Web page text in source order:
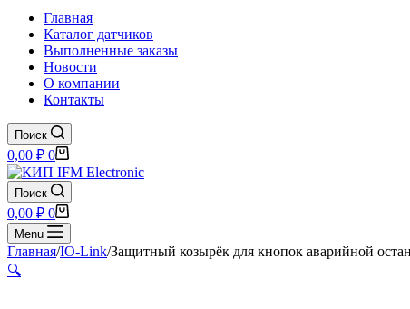
Главная
Каталог датчиков
Выполненные заказы
Новости
О компании
Контакты
Поиск
Корзина
0,00 ₽ 0
Поиск
Корзина
0,00 ₽ 0
Menu
Главная/IO-Link/Защитный козырёк для кнопок аварийной
🔍